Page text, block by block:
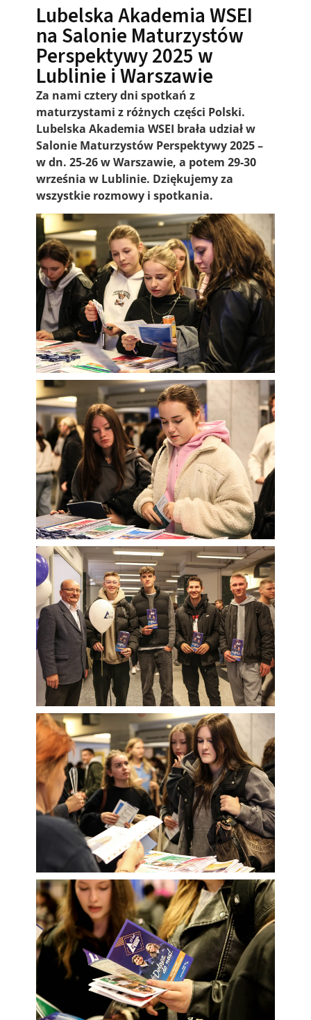
Lubelska Akademia WSEI
na Salonie Maturzystów
Perspektywy 2025 w
Lublinie i Warszawie
Za nami cztery dni spotkań z
maturzystami z różnych części Polski.
Lubelska Akademia WSEI brała udział w
Salonie Maturzystów Perspektywy 2025 –
w dn. 25-26 w Warszawie, a potem 29-30
września w Lublinie. Dziękujemy za
wszystkie rozmowy i spotkania.